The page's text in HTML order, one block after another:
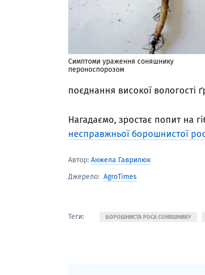
Симптоми ураження соняшнику
пероноспорозом
поєднання високої вологості
Нагадаємо, зростає попит на
несправжньої борошнистої
Автор: Анжела Гаврилюк
Джерело: AgroTimes
Теги: БОРОШНИСТА РОСА СОНЯШНИКУ